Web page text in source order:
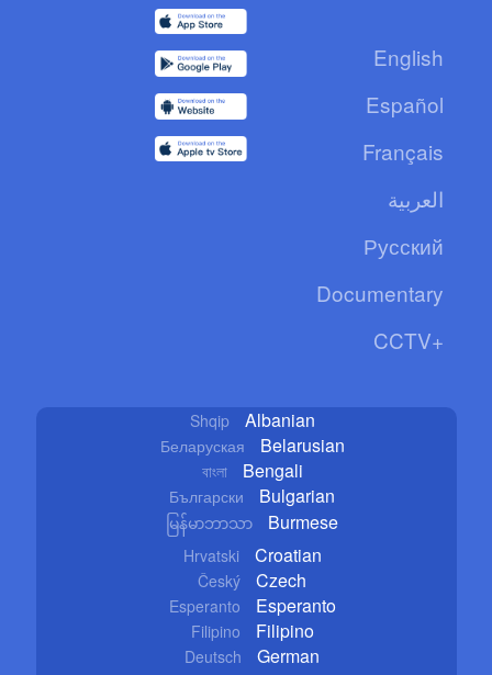
English
Español
Français
العربية
Русский
Documentary
CCTV+
Shqip Albanian
Беларуская Belarusian
বাংলা Bengali
Български Bulgarian
မြန်မာဘာသာ Burmese
Hrvatski Croatian
Český Czech
Esperanto Esperanto
Filipino Filipino
Deutsch German